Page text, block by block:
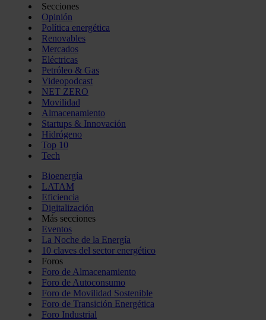
Secciones
Opinión
Política energética
Renovables
Mercados
Eléctricas
Petróleo & Gas
Videopodcast
NET ZERO
Movilidad
Almacenamiento
Startups & Innovación
Hidrógeno
Top 10
Tech
Bioenergía
LATAM
Eficiencia
Digitalización
Más secciones
Eventos
La Noche de la Energía
10 claves del sector energético
Foros
Foro de Almacenamiento
Foro de Autoconsumo
Foro de Movilidad Sostenible
Foro de Transición Energética
Foro Industrial